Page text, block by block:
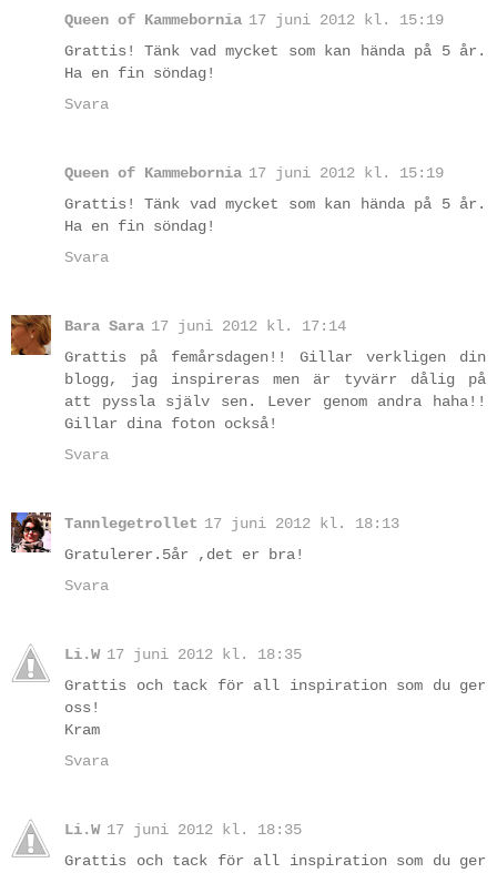
Queen of Kammebornia 17 juni 2012 kl. 15:19
Grattis! Tänk vad mycket som kan hända på 5 år.
Ha en fin söndag!
Svara
Queen of Kammebornia 17 juni 2012 kl. 15:19
Grattis! Tänk vad mycket som kan hända på 5 år.
Ha en fin söndag!
Svara
Bara Sara 17 juni 2012 kl. 17:14
Grattis på femårsdagen!! Gillar verkligen din
blogg, jag inspireras men är tyvärr dålig på
att pyssla själv sen. Lever genom andra haha!!
Gillar dina foton också!
Svara
Tannlegetrollet 17 juni 2012 kl. 18:13
Gratulerer.5år ,det er bra!
Svara
Li.W 17 juni 2012 kl. 18:35
Grattis och tack för all inspiration som du ger
oss!
Kram
Svara
Li.W 17 juni 2012 kl. 18:35
Grattis och tack för all inspiration som du ger